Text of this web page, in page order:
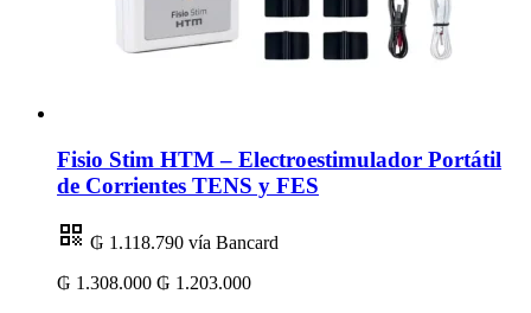
Fisio Stim HTM – Electroestimulador Portátil
de Corrientes TENS y FES
₲ 1.118.790 vía Bancard
₲ 1.308.000 ₲ 1.203.000